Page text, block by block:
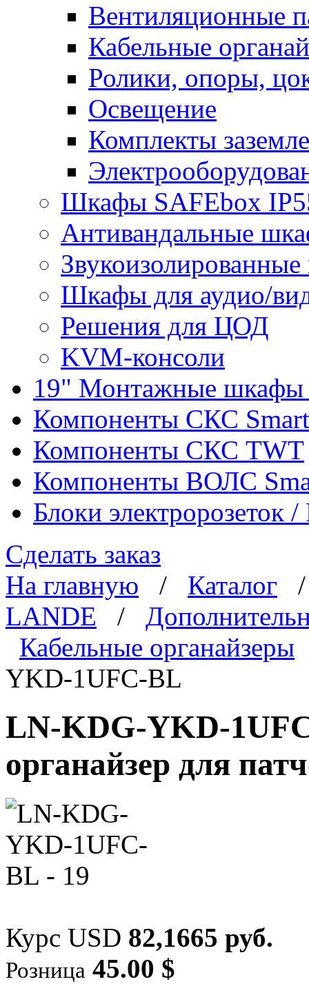
Вентиляционные
Кабельные
Ролики, опоры,
Освещение
Комплекты
Шкафы SAFEbox
Антивандальные
Шкафы для аудио/
Решения для ЦОД
KVM-консоли
19" Монтажные шкафы
Компоненты СКС
Компоненты СКС TWT
Компоненты ВОЛС
Блоки электророзеток
Сделать заказ
На главную / Каталог
LANDE /
Кабельные органайзеры
YKD-1UFC-BL
LN-KDG-YKD-
органайзер для
Курс USD 82,1665 руб.
Розница 45.00 $